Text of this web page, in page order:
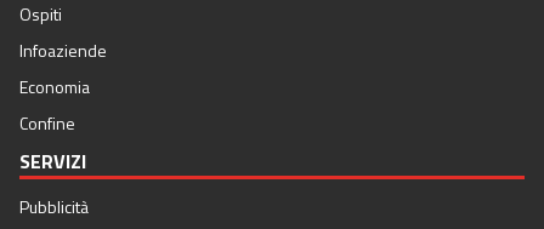
Ospiti
Infoaziende
Economia
Confine
SERVIZI
Pubblicità